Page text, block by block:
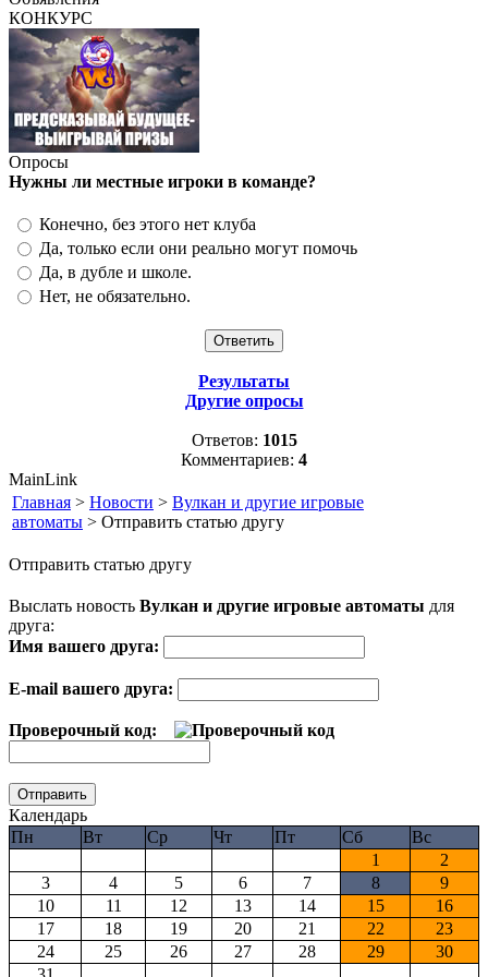
КОНКУРС
Опросы
Нужны ли местные игроки в команде?
Конечно, без этого нет клуба
Да, только если они реально могут помочь
Да, в дубле и школе.
Нет, не обязательно.
Результаты
Другие опросы
Ответов: 1015
Комментариев: 4
MainLink
Главная > Новости > Вулкан и другие игровые
автоматы > Отправить статью другу
Отправить статью другу
Выслать новость Вулкан и другие игровые автоматы для
друга:
Имя вашего друга:
E-mail вашего друга:
Проверочный код:
Календарь
Пн
Вт Ср Чт Пт Сб
Вс
1
2
3
4 5 6 7 8
9
10
11 12 13 14 15
16
17
18 19 20 21 22
23
24
25 26 27 28 29
30